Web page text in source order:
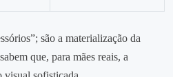
são a materialização da
que, para mães reais, a